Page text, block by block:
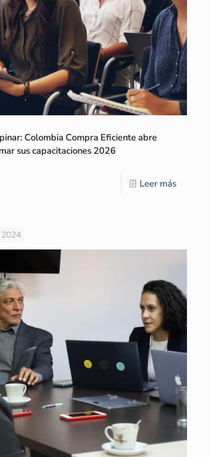
Colombia Compra Eficiente abre
sus capacitaciones 2026
Leer más
2024